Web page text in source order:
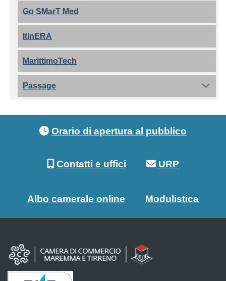
Go SMarT Med
ItinERA
MarittimoTech
Passage
Orario di apertura al pubblico
Contatti e uffici URP
Albo camerale online Modulistica